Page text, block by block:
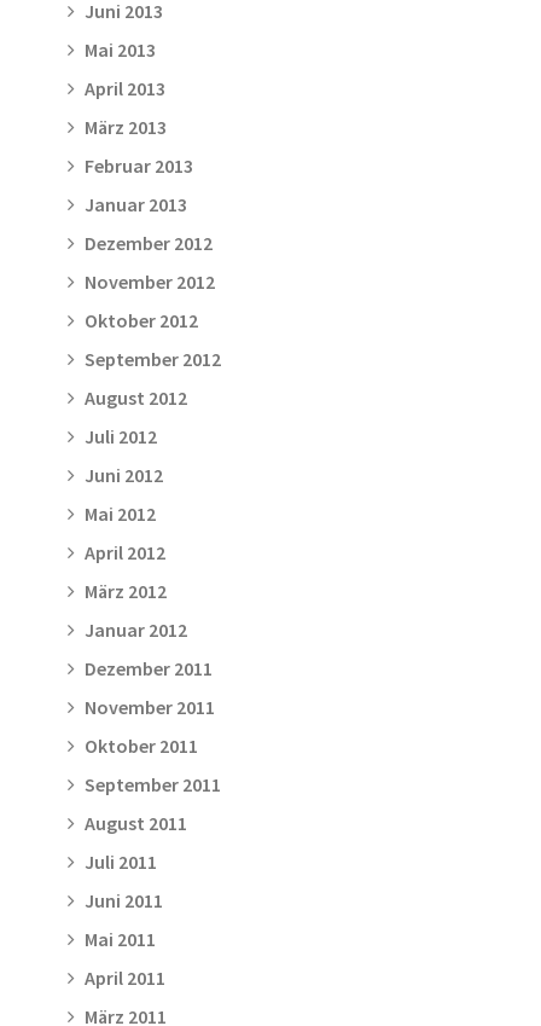
Juni 2013
Mai 2013
April 2013
März 2013
Februar 2013
Januar 2013
Dezember 2012
November 2012
Oktober 2012
September 2012
August 2012
Juli 2012
Juni 2012
Mai 2012
April 2012
März 2012
Januar 2012
Dezember 2011
November 2011
Oktober 2011
September 2011
August 2011
Juli 2011
Juni 2011
Mai 2011
April 2011
März 2011